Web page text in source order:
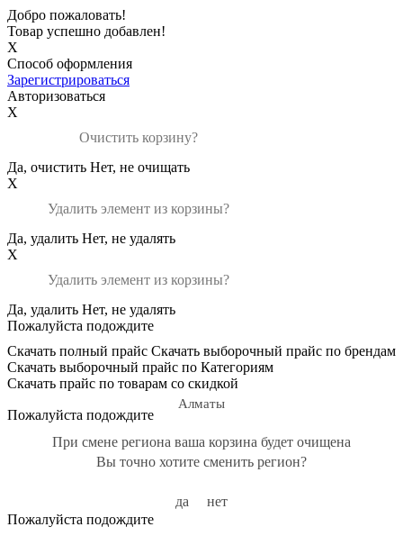
Добро пожаловать!
Товар успешно добавлен!
X
Способ оформления
Зарегистрироваться
Авторизоваться
X
Очистить корзину?
Да, очистить Нет, не очищать
X
Удалить элемент из корзины?
Да, удалить Нет, не удалять
X
Удалить элемент из корзины?
Да, удалить Нет, не удалять
Пожалуйста подождите
Скачать полный прайс Скачать выборочный прайс по брендам
Скачать выборочный прайс по Категориям
Скачать прайс по товарам со скидкой
Алматы
Пожалуйста подождите
При смене региона ваша корзина будет очищена
Вы точно хотите сменить регион?
да
нет
Пожалуйста подождите